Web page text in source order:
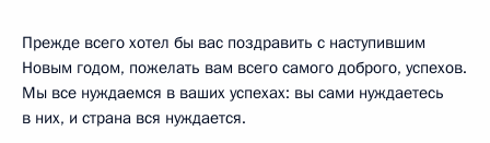
Прежде всего хотел бы вас поздравить с наступившим
Новым годом, пожелать вам всего самого доброго, успехов.
Мы все нуждаемся в ваших успехах: вы сами нуждаетесь
в них, и страна вся нуждается.